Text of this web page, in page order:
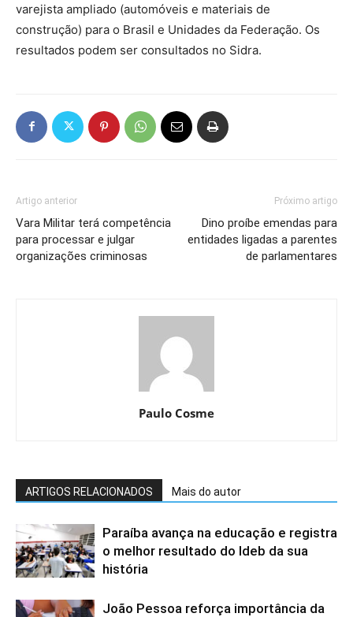
varejista ampliado (automóveis e materiais de
construção) para o Brasil e Unidades da Federação. Os
resultados podem ser consultados no Sidra.
Artigo anterior
Vara Militar terá competência
para processar e julgar
organizações criminosas
Próximo artigo
Dino proíbe emendas para
entidades ligadas a parentes
de parlamentares
Paulo Cosme
ARTIGOS RELACIONADOS Mais do autor
Paraíba avança na educação e registra
o melhor resultado do Ideb da sua
história
João Pessoa reforça importância da